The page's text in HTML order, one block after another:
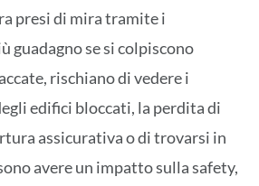
presi di mira tramite i
guadagno se si colpiscono
rischiano di vedere i
edifici bloccati, la perdita di
assicurativa o di trovarsi in
avere un impatto sulla safety,